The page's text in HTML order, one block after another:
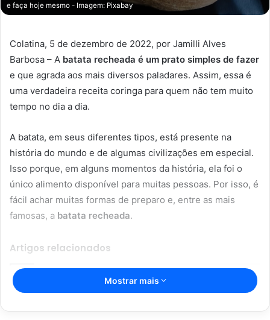
e faça hoje mesmo - Imagem: Pixabay
Colatina, 5 de dezembro de 2022, por Jamilli Alves
Barbosa – A batata recheada é um prato simples de fazer
e que agrada aos mais diversos paladares. Assim, essa é
uma verdadeira receita coringa para quem não tem muito
tempo no dia a dia.
A batata, em seus diferentes tipos, está presente na
história do mundo e de algumas civilizações em especial.
Isso porque, em alguns momentos da história, ela foi o
único alimento disponível para muitas pessoas. Por isso, é
fácil achar muitas formas de preparo e, entre as mais
famosas, a batata recheada.
Artigos relacionados
Vitória Souza: jovem pastora perto
Mostrar mais